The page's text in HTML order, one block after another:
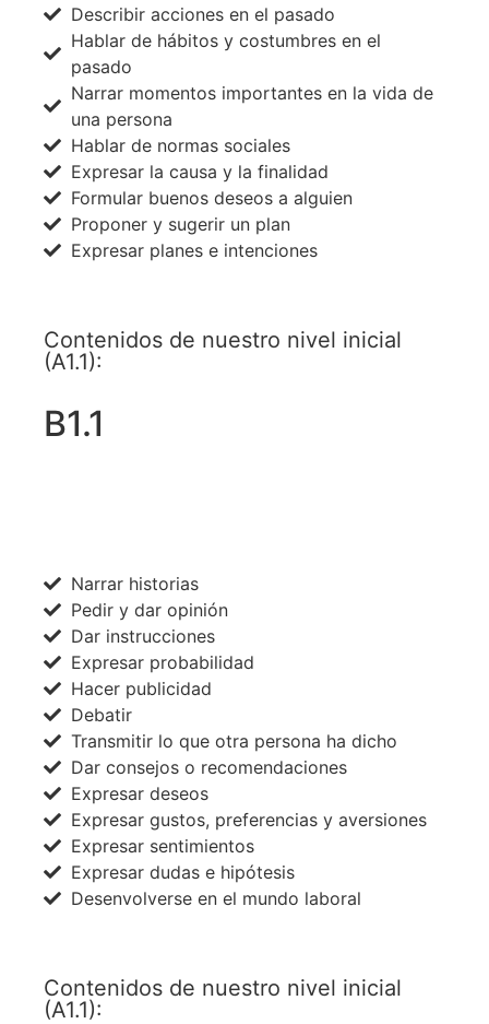
Describir acciones en el pasado
Hablar de hábitos y costumbres en el
pasado
Narrar momentos importantes en la vida de
una persona
Hablar de normas sociales
Expresar la causa y la finalidad
Formular buenos deseos a alguien
Proponer y sugerir un plan
Expresar planes e intenciones
Contenidos de nuestro nivel inicial
(A1.1):
B1.1
Narrar historias
Pedir y dar opinión
Dar instrucciones
Expresar probabilidad
Hacer publicidad
Debatir
Transmitir lo que otra persona ha dicho
Dar consejos o recomendaciones
Expresar deseos
Expresar gustos, preferencias y aversiones
Expresar sentimientos
Expresar dudas e hipótesis
Desenvolverse en el mundo laboral
Contenidos de nuestro nivel inicial
(A1.1):